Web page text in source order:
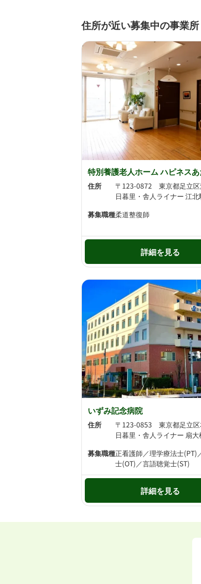
住所が近い募集中の事業所
特別養護老人ホーム ハピネス
住所
募集職種柔道整復師
詳細を見る
いずみ記念病院
住所
募集職種正看護師／理学療法士(PT)
士(OT)／言語聴覚士(ST)
詳細を見る